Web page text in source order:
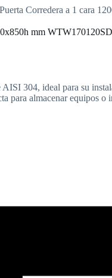
Corredera a 1 cara
mm WTW170120SD
304, ideal para su
para almacenar equipos o